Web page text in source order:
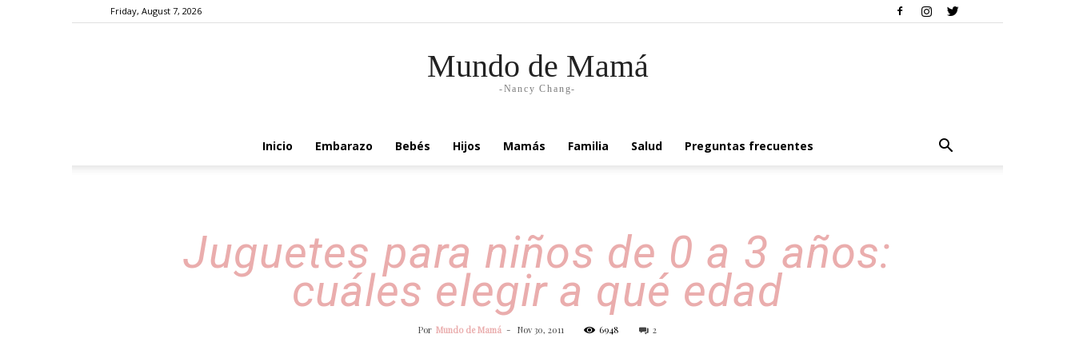
Friday, August 7, 2026
Mundo de Mamá
-Nancy Chang-
Inicio Embarazo Bebés Hijos Mamás Familia Salud Preguntas frecuentes
Juguetes para niños de 0 a 3 años:
cuáles elegir a qué edad
Por Mundo de Mamá - Nov 30, 2011 6948 2